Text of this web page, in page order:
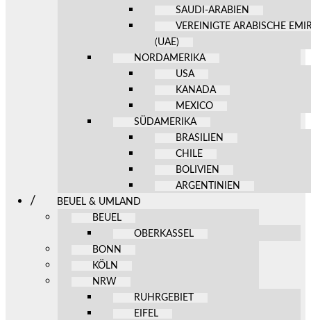
SAUDI-ARABIEN
VEREINIGTE ARABISCHE
(UAE)
NORDAMERIKA
USA
KANADA
MEXICO
SÜDAMERIKA
BRASILIEN
CHILE
BOLIVIEN
ARGENTINIEN
BEUEL & UMLAND
BEUEL
OBERKASSEL
BONN
KÖLN
NRW
RUHRGEBIET
EIFEL